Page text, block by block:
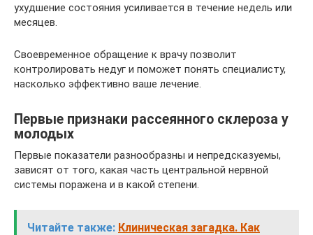
ухудшение состояния усиливается в течение недель или
месяцев.
Своевременное обращение к врачу позволит
контролировать недуг и поможет понять специалисту,
насколько эффективно ваше лечение.
Первые признаки рассеянного склероза у
молодых
Первые показатели разнообразны и непредсказуемы,
зависят от того, какая часть центральной нервной
системы поражена и в какой степени.
Читайте также: Клиническая загадка. Как